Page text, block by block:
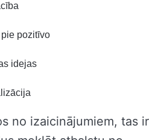
pozitīvo
idejas
no izaicinājumiem, tas ir